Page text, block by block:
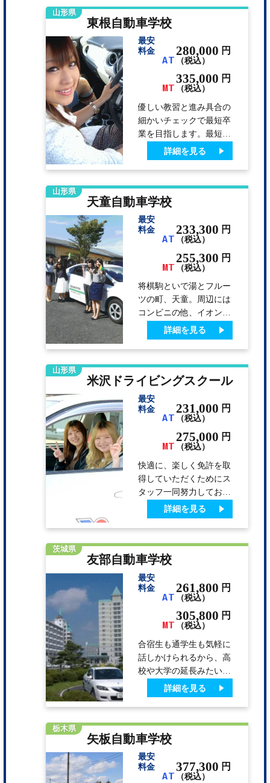
この機会に是非酒田市へ
お越しください。
山形県
東根自動車学校
最安
料金
AT
280,000 円
（税込）
MT
335,000 円
（税込）
優しい教習と進み具合の
細かいチェックで最短卒
業を目指します。最短日
数での卒業への取り組み
として、個別の進捗状況
を細かく把握して遅れの
兆候のある方には、教え
方の上手な教官が担当す
るなどの対応をしていま
す。学校は、さくらんぼ
東根駅まで歩いてもす
ぐ。近くにコンビニやイ
オンもあり、ファースト
フードなども豊富。ドラ
ッグや家電、ユニクロな
どなど合宿には便利な環
境です。
詳細を見る
山形県
天童自動車学校
最安
料金
AT
233,300 円
（税込）
MT
255,300 円
（税込）
将棋駒といで湯とフルー
ツの町、天童。周辺には
コンビニの他、イオンモ
ール・スーパー・飲食店
があります。 長期滞在
には欠かせないプライバ
シー重視のホテルタイプ
を全てにご用意してま
す。 天童自動車学校
は「練習コースが広い」
と大評判。時には、地元
グルメを振舞うイベント
も開催しています。
詳細を見る
山形県
米沢ドライビングスクール
最安
料金
AT
231,000 円
（税込）
MT
275,000 円
（税込）
快適に、楽しく免許を取
得していただくためにス
タッフ一同努力しており
ます。東京から新幹線で
120分。 歴史と美食の
街、米沢。『おもてなし
の心』を大切にするスタ
ッフとバラエティに富ん
だ清潔な宿泊施設が人気
の秘密です♪
詳細を見る
茨城県
友部自動車学校
最安
料金
AT
261,800 円
（税込）
MT
305,800 円
（税込）
合宿生も通学生も気軽に
話しかけられるから、高
校や大学の延長みたいな
感じで過ごすことができ
ると評判です。 通学圏
外で通えないのが残念と
の声も聞かれます。「生
徒の身になり心を込めて
教習します！」が当校の
モットーです。 すべて
の宿舎が、教習所から徒
詳細を見る
栃木県
矢板自動車学校
最安
料金
AT
377,300 円
（税込）